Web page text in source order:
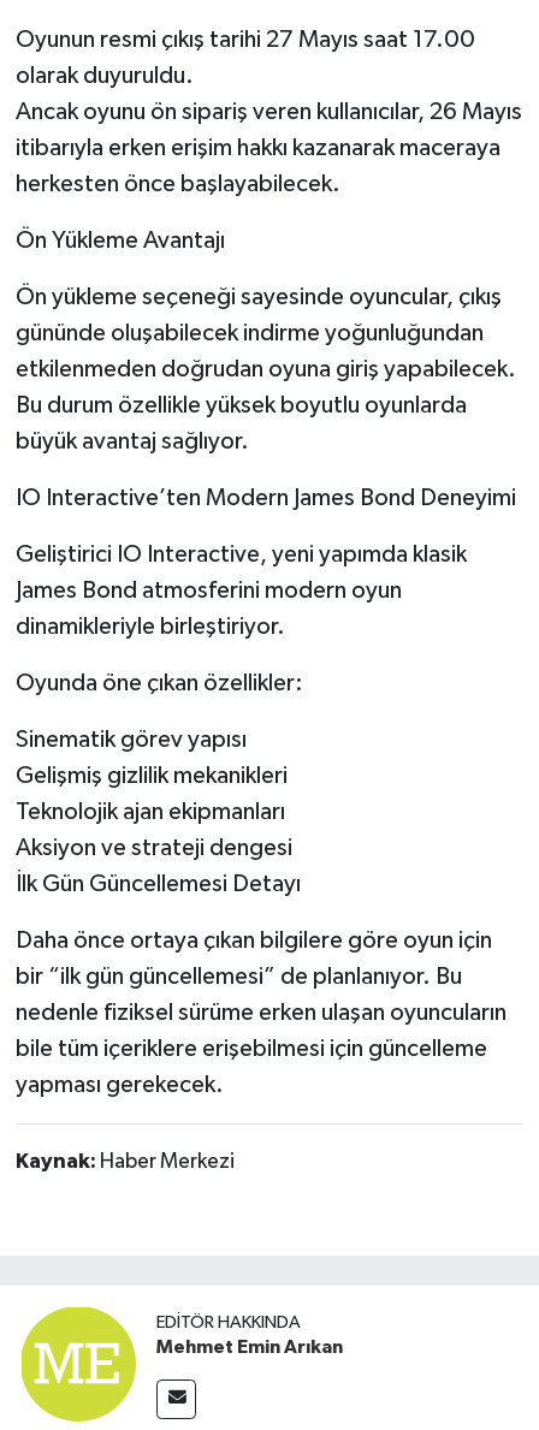
Oyunun resmi çıkış tarihi 27 Mayıs saat 17.00
olarak duyuruldu.
Ancak oyunu ön sipariş veren kullanıcılar, 26 Mayıs
itibarıyla erken erişim hakkı kazanarak maceraya
herkesten önce başlayabilecek.
Ön Yükleme Avantajı
Ön yükleme seçeneği sayesinde oyuncular, çıkış
gününde oluşabilecek indirme yoğunluğundan
etkilenmeden doğrudan oyuna giriş yapabilecek.
Bu durum özellikle yüksek boyutlu oyunlarda
büyük avantaj sağlıyor.
IO Interactive’ten Modern James Bond Deneyimi
Geliştirici IO Interactive, yeni yapımda klasik
James Bond atmosferini modern oyun
dinamikleriyle birleştiriyor.
Oyunda öne çıkan özellikler:
Sinematik görev yapısı
Gelişmiş gizlilik mekanikleri
Teknolojik ajan ekipmanları
Aksiyon ve strateji dengesi
İlk Gün Güncellemesi Detayı
Daha önce ortaya çıkan bilgilere göre oyun için
bir “ilk gün güncellemesi” de planlanıyor. Bu
nedenle fiziksel sürüme erken ulaşan oyuncuların
bile tüm içeriklere erişebilmesi için güncelleme
yapması gerekecek.
Kaynak: Haber Merkezi
EDITÖR HAKKINDA
Mehmet Emin Arıkan